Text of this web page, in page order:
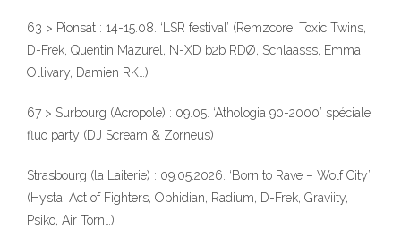
63 > Pionsat : 14-15.08. ‘LSR festival’ (Remzcore, Toxic Twins,
D-Frek, Quentin Mazurel, N-XD b2b RDØ, Schlaasss, Emma
Ollivary, Damien RK…)
67 > Surbourg (Acropole) : 09.05. ‘Athologia 90-2000’ spéciale
fluo party (DJ Scream & Zorneus)
Strasbourg (la Laiterie) : 09.05.2026. ‘Born to Rave – Wolf City’
(Hysta, Act of Fighters, Ophidian, Radium, D-Frek, Graviity,
Psiko, Air Torn…)